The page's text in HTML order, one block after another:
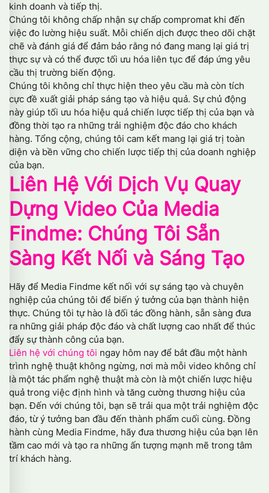
kinh doanh và tiếp thị.
Chúng tôi không chấp nhận sự chấp compromat khi đến
việc đo lường hiệu suất. Mỗi chiến dịch được theo dõi chặt
chẽ và đánh giá để đảm bảo rằng nó đang mang lại giá trị
thực sự và có thể được tối ưu hóa liên tục để đáp ứng yêu
cầu thị trường biến động.
Chúng tôi không chỉ thực hiện theo yêu cầu mà còn tích
cực đề xuất giải pháp sáng tạo và hiệu quả. Sự chủ động
này giúp tối ưu hóa hiệu quả chiến lược tiếp thị của bạn và
đồng thời tạo ra những trải nghiệm độc đáo cho khách
hàng. Tổng cộng, chúng tôi cam kết mang lại giá trị toàn
diện và bền vững cho chiến lược tiếp thị của doanh nghiệp
của bạn.
Liên Hệ Với Dịch Vụ Quay
Dựng Video Của Media
Findme: Chúng Tôi Sẵn
Sàng Kết Nối và Sáng Tạo
Hãy để Media Findme kết nối với sự sáng tạo và chuyên
nghiệp của chúng tôi để biến ý tưởng của bạn thành hiện
thực. Chúng tôi tự hào là đối tác đồng hành, sẵn sàng đưa
ra những giải pháp độc đáo và chất lượng cao nhất để thúc
đẩy sự thành công của bạn.
Liên hệ với chúng tôi ngay hôm nay để bắt đầu một hành
trình nghệ thuật không ngừng, nơi mà mỗi video không chỉ
là một tác phẩm nghệ thuật mà còn là một chiến lược hiệu
quả trong việc định hình và tăng cường thương hiệu của
bạn. Đến với chúng tôi, bạn sẽ trải qua một trải nghiệm độc
đáo, từ ý tưởng ban đầu đến thành phẩm cuối cùng. Đồng
hành cùng Media Findme, hãy đưa thương hiệu của bạn lên
tầm cao mới và tạo ra những ấn tượng mạnh mẽ trong tâm
trí khách hàng.